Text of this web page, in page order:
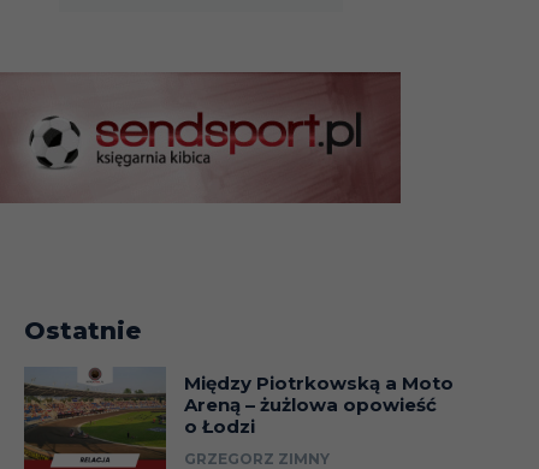
Ostatnie
Między Piotrkowską a Moto
Areną – żużlowa opowieść
o Łodzi
GRZEGORZ ZIMNY